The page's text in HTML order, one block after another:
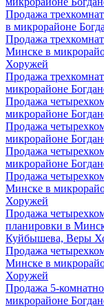
Продажа
в микрорайоне
Продажа
Минске в
Хоружей
Продажа
микрорайоне
Продажа
микрорайоне
Продажа
микрорайоне
Продажа
микрорайоне
Продажа
Минске в
Хоружей
Продажа
планировки в
Куйбышева, Веры
Продажа
Минске в
Хоружей
Продажа 5-
микрорайоне